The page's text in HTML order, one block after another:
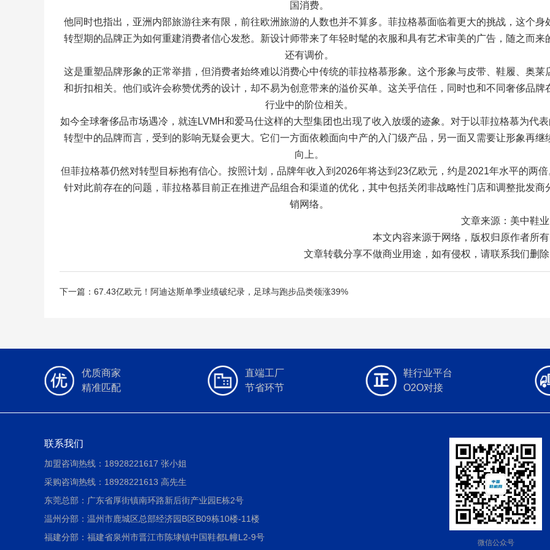
国消费。
他同时也指出，亚洲内部旅游往来有限，前往欧洲旅游的人数也并不算多。菲拉格慕面临着更大的挑战，这个身
转型期的品牌正为如何重建消费者信心发愁。新设计师带来了年轻时髦的衣服和具有艺术审美的广告，随之而来
还有调价。
这是重塑品牌形象的正常举措，但消费者始终难以消费心中传统的菲拉格慕形象。这个形象与皮带、鞋履、奥莱
和折扣相关。他们或许会称赞优秀的设计，却不易为创意带来的溢价买单。这关乎信任，同时也和不同奢侈品牌
行业中的阶位相关。
如今全球奢侈品市场遇冷，就连LVMH和爱马仕这样的大型集团也出现了收入放缓的迹象。对于以菲拉格慕为代表
转型中的品牌而言，受到的影响无疑会更大。它们一方面依赖面向中产的入门级产品，另一面又需要让形象再继
向上。
但菲拉格慕仍然对转型目标抱有信心。按照计划，品牌年收入到2026年将达到23亿欧元，约是2021年水平的两倍
针对此前存在的问题，菲拉格慕目前正在推进产品组合和渠道的优化，其中包括关闭非战略性门店和调整批发商
销网络。
文章来源：美中鞋业
本文内容来源于网络，版权归原作者所有
文章转载分享不做商业用途，如有侵权，请联系我们删除
下一篇：67.43亿欧元！阿迪达斯单季业绩破纪录，足球与跑步品类领涨39%
优质商家
精准匹配
直端工厂
节省环节
鞋行业平台
O2O对接
联系我们
加盟咨询热线：18928221617 张小姐
采购咨询热线：18928221613 高先生
东莞总部：广东省厚街镇南环路新后街产业园E栋2号
温州分部：温州市鹿城区总部经济园B区B09栋10楼-11楼
福建分部：福建省泉州市晋江市陈埭镇中国鞋都L幢L2-9号
微信公众号